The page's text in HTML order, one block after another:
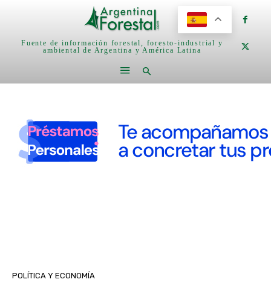
Fuente de información forestal, foresto-industrial y
ambiental de Argentina y América Latina
POLÍTICA Y ECONOMÍA